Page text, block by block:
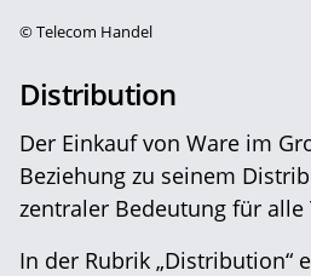
©Telecom Handel
Distribution
Der Einkauf von Ware im
Beziehung zu seinem
zentraler Bedeutung für alle
In der Rubrik „Distribution“